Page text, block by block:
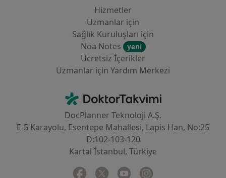
Hizmetler
Uzmanlar için
Sağlık Kuruluşları için
Noa Notes
yeni
Ücretsiz İçerikler
Uzmanlar için Yardım Merkezi
DoktorTakvimi - Ana Sayfa
DocPlanner Teknoloji A.Ş.
E-5 Karayolu, Esentepe Mahallesi, Lapis Han, No:25
D:102-103-120
Kartal İstanbul, Türkiye
Facebook
yeni bir sekmede açılır
Twitter
yeni bir sekmede açılır
Youtube
yeni bir sekmede açılır